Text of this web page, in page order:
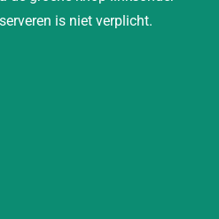
is niet verplicht.